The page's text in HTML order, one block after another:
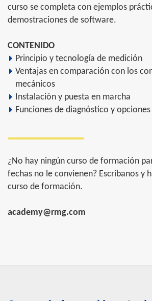
curso se completa con ejemplos
demostraciones de software.
CONTENIDO
Principio y tecnología de medición
Ventajas en comparación con los
mecánicos
Instalación y puesta en marcha
Funciones de diagnóstico y
¿No hay ningún curso de formación
fechas no le convienen? Escríbanos y
curso de formación.
academy@rmg.com